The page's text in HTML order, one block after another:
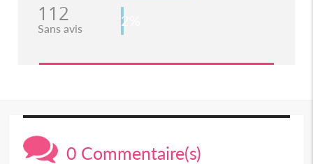
112
Sans avis 2%
0 Commentaire(s)